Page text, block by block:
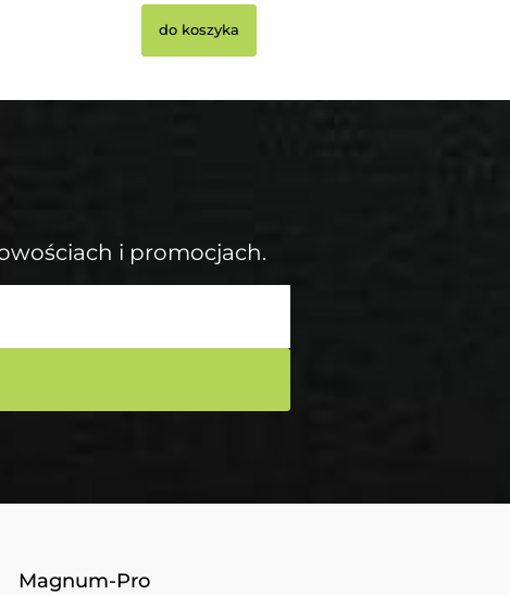
do koszyka
i promocjach.
Magnum-Pro